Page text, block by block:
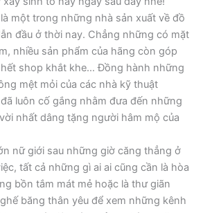
một trong những nhà sản xuất về đồ
đầu ở thời nay. Chẳng những có mặt
nhiều sản phẩm của hãng còn góp
hết shop khắt khe… Đồng hành những
mệt mỏi của các nhà kỹ thuật
luôn cố gắng nhằm đưa đến những
nhất dâng tặng người hâm mộ của
nữ giới sau những giờ căng thẳng ở
tất cả những gì ai ai cũng cần là hòa
bồn tắm mát mẻ hoặc là thư giãn
băng thân yêu để xem những kênh